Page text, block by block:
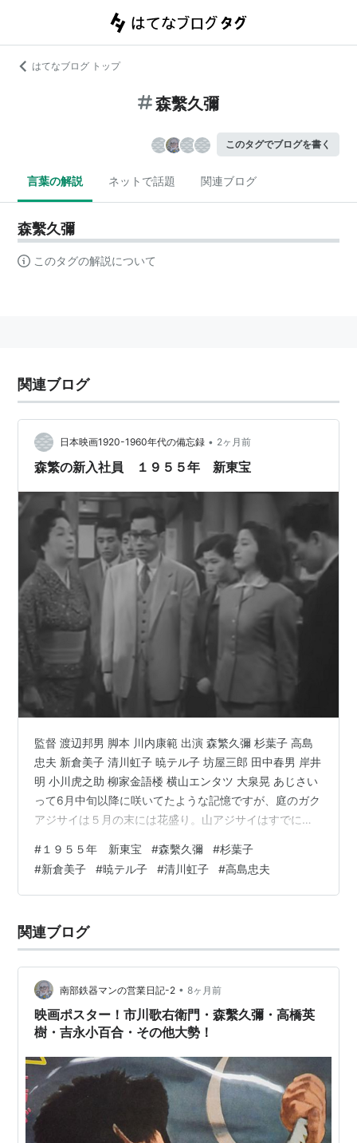
はてなブログ トップ
森繫久彌
このタグでブログを書く
言葉の解説 ネットで話題 関連ブログ
森繫久彌
このタグの解説について
関連ブログ
日本映画1920-1960年代の備忘録 • 2ヶ月前
森繁の新入社員 １９５５年 新東宝
監督 渡辺邦男 脚本 川内康範 出演 森繁久彌 杉葉子 高島
忠夫 新倉美子 清川虹子 暁テル子 坊屋三郎 田中春男 岸井
明 小川虎之助 柳家金語楼 横山エンタツ 大泉晃 あじさい
って6月中旬以降に咲いてたような記憶ですが、庭のガク
アジサイは５月の末には花盛り。山アジサイはすでに花
けれどピンクから赤になる。深紅の写真、撮るの忘れ
た。 ちいさくてカワイイのよ。 ５月１７日撮影 終戦
後、なかなか仕事がみつからなかった豊臣三太郎（森繫
員の静香時子（新倉美子）と知り合う。 彼女は婦人雑誌
社で記者見習いの…
#１９５５年 新東宝 #森繫久彌 #杉葉子
#新倉美子 #暁テル子 #清川虹子 #高島忠夫
関連ブログ
南部鉄器マンの営業日記-2 • 8ヶ月前
映画ポスター！市川歌右衛門・森繫久彌・高橋英
樹・吉永小百合・その他大勢！